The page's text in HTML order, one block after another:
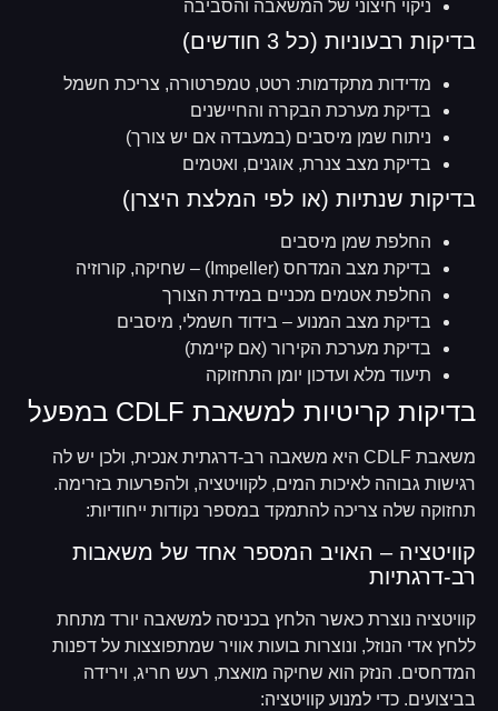
ניקוי חיצוני של המשאבה והסביבה
בדיקות רבעוניות (כל 3 חודשים)
מדידות מתקדמות: רטט, טמפרטורה, צריכת חשמל
בדיקת מערכת הבקרה והחיישנים
ניתוח שמן מיסבים (במעבדה אם יש צורך)
בדיקת מצב צנרת, אוגנים, ואטמים
בדיקות שנתיות (או לפי המלצת היצרן)
החלפת שמן מיסבים
בדיקת מצב המדחס (Impeller) – שחיקה, קורוזיה
החלפת אטמים מכניים במידת הצורך
בדיקת מצב המנוע – בידוד חשמלי, מיסבים
בדיקת מערכת הקירור (אם קיימת)
תיעוד מלא ועדכון יומן התחזוקה
בדיקות קריטיות למשאבת CDLF במפעל
משאבת CDLF היא משאבה רב-דרגתית אנכית, ולכן יש לה
רגישות גבוהה לאיכות המים, לקוויטציה, ולהפרעות בזרימה.
תחזוקה שלה צריכה להתמקד במספר נקודות ייחודיות:
קוויטציה – האויב המספר אחד של משאבות
רב-דרגתיות
קוויטציה נוצרת כאשר הלחץ בכניסה למשאבה יורד מתחת
ללחץ אדי הנוזל, ונוצרות בועות אוויר שמתפוצצות על דפנות
המדחסים. הנזק הוא שחיקה מואצת, רעש חריג, וירידה
בביצועים. כדי למנוע קוויטציה: